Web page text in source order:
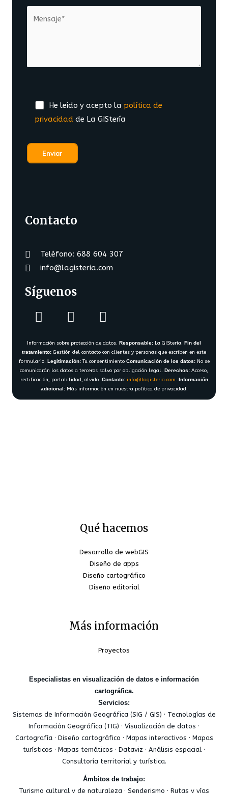
He leído y acepto la política de
privacidad de La GIStería
Contacto
Teléfono: 688 604 307
info@lagisteria.com
Síguenos
Información sobre protección de datos. Responsable: La GIStería. Fin del
tratamiento: Gestión del contacto con clientes y personas que escriben en este
formulario. Legitimación:Tu consentimiento Comunicación de los datos:No se
comunicarán los datos a terceros salvo por obligación legal. Derechos: Acceso,
rectificación, portabilidad, olvido. Contacto: info@lagisteria.com.
Información
adicional:Más información en nuestra política de privacidad.
Qué hacemos
Desarrollo de webGIS
Diseño de apps
Diseño cartográfico
Diseño editorial
Más información
Proyectos
Especialistas en visualización de datos e información
cartográfica.
Servicios:
Sistemas de Información Geográfica (SIG / GIS) · Tecnologías de
Información Geográfica (TIG) · Visualización de datos ·
Cartografía · Diseño cartográfico · Mapas interactivos · Mapas
turísticos · Mapas temáticos · Dataviz · Análisis espacial ·
Consultoría territorial y turística.
Ámbitos de trabajo:
Turismo cultural y de naturaleza · Senderismo · Rutas y vías